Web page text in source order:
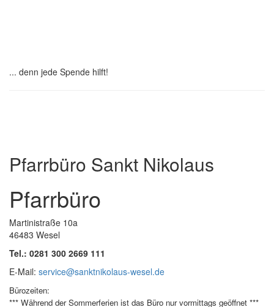
... denn jede Spende hilft!
Pfarrbüro Sankt Nikolaus
Pfarrbüro
Martinistraße 10a
46483 Wesel
Tel.: 0281 300 2669 111
E-Mail: service@sanktnikolaus-wesel.de
Bürozeiten:
*** Während der Sommerferien ist das Büro nur vormittags geöffnet ***